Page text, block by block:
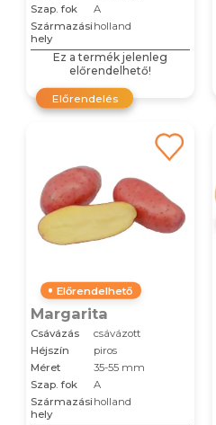
Szap. fok
A
Származási
hely
holland
Ez a termék jelenleg
előrendelhető!
Előrendelés
Előrendelhető
Margarita
Csávázás
csávázott
Héjszín
piros
Méret
35-55 mm
Szap. fok
A
Származási
hely
holland